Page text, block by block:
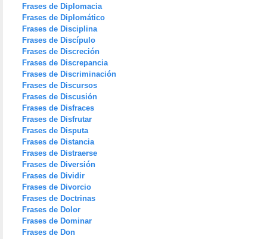
Frases de Diplomacia
Frases de Diplomático
Frases de Disciplina
Frases de Discípulo
Frases de Discreción
Frases de Discrepancia
Frases de Discriminación
Frases de Discursos
Frases de Discusión
Frases de Disfraces
Frases de Disfrutar
Frases de Disputa
Frases de Distancia
Frases de Distraerse
Frases de Diversión
Frases de Dividir
Frases de Divorcio
Frases de Doctrinas
Frases de Dolor
Frases de Dominar
Frases de Don